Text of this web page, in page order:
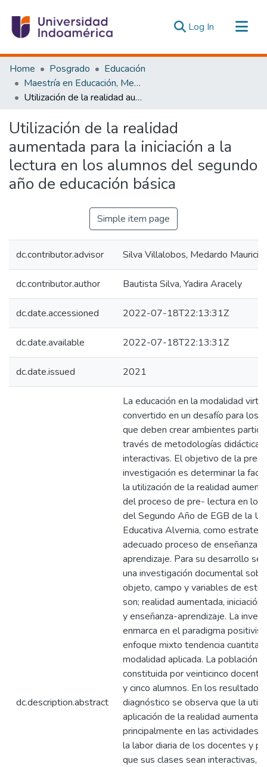
Log In (current)
Communities & Collections
All of DSpace
Statistics
Estadísticas Externas
Home Posgrado
Educación
Maestría en Educación, Mención Innovación y Liderazgo Educativo
Utilización de la realidad aumentada para la iniciación a la lectura en los alumnos del segundo año de educación básica
Utilización de la realidad
aumentada para la iniciación a la
lectura en los alumnos del segundo
año de educación básica
Simple item page
dc.contributor.advisor Silva Villalobos, Medardo Mauricio
dc.contributor.author Bautista Silva, Yadira Aracely
dc.date.accessioned 2022-07-18T22:13:31Z
dc.date.available 2022-07-18T22:13:31Z
dc.date.issued 2021
dc.description.abstract
La educación en la modalidad
convertido en un desafío para los
que deben crear ambientes
través de metodologías didácticas
interactivas. El objetivo de la
investigación es determinar la
la utilización de la realidad
del proceso de pre- lectura en los
del Segundo Año de EGB de la
Educativa Alvernia, como
adecuado proceso de enseñanza-
aprendizaje. Para su desarrollo se
una investigación documental
objeto, campo y variables de
son; realidad aumentada, iniciación
y enseñanza-aprendizaje. La
enmarca en el paradigma
enfoque mixto tendencia
modalidad aplicada. La población
constituida por veinticinco
y cinco alumnos. En los resultados
diagnóstico se observa que la
aplicación de la realidad
principalmente en las actividades
la labor diaria de los docentes y
que sus clases sean interactivas,